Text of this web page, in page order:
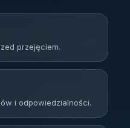
przejęciem.
i odpowiedzialności.